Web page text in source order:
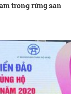
trong rừng săn